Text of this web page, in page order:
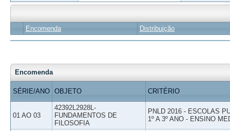
Encomenda Distribuição
Encomenda
SÉRIE/ANO OBJETO CRITÉRIO
01 AO 03
42392L2928L-
FUNDAMENTOS DE
FILOSOFIA
PNLD 2016 - ESCOLAS
1º A 3º ANO - ENSINO